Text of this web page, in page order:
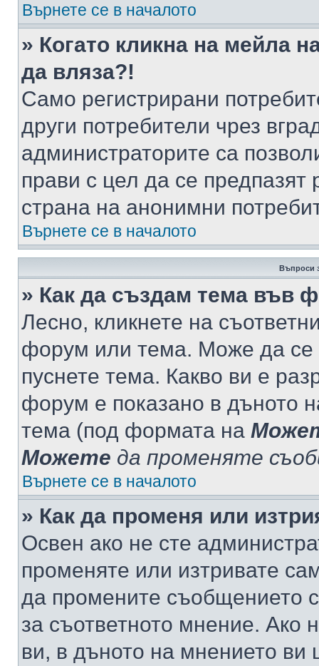
Върнете се в началото
» Когато кликна на мейла
да вляза?!
Само регистрирани
други потребители чрез
администраторите са
прави с цел да се предпазят
страна на анонимни
Върнете се в началото
Въпроси
» Как да създам тема във
Лесно, кликнете на
форум или тема. Може да се
пуснете тема. Какво ви е
форум е показано в дъното
тема (под формата на
Можете да променяте
Върнете се в началото
» Как да променя или
Освен ако не сте
променяте или изтривате
да промените съобщението
за съответното мнение. Ако
ви, в дъното на мнението ви